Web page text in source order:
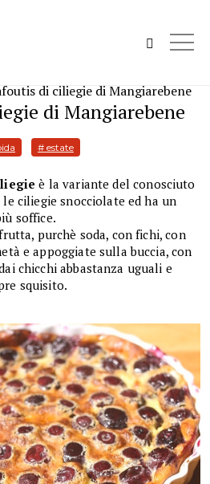
di ciliegie di Mangiarebene
di Mangiarebene
# estate
è la variante del conosciuto
le ciliegie snocciolate ed ha un
soffice.
purchè soda, con fichi, con
e appoggiate sulla buccia, con
chicchi abbastanza uguali e
squisito.